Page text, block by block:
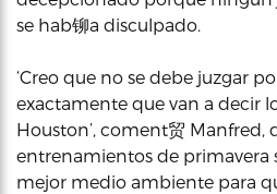
se hab铆a disculpado.
‘Creo que no se debe juzgar
exactamente que van a decir
Houston’, coment贸 Manfred,
entrenamientos de primavera
mejor medio ambiente para